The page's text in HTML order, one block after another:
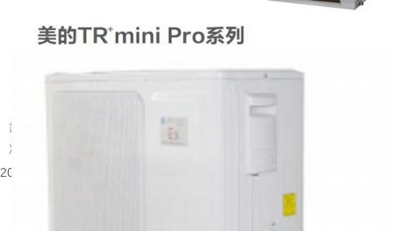
武汉别墅装什么中央空调好
武汉属于夏热冬冷的地域，夏季闷热酷暑，梅雨季湿度居高不下，冬季又伴随湿
冷的体感。别墅户型大多层数多、房间数量多，还常会带有地下室、挑空客...
2026-08-05 15:55:48